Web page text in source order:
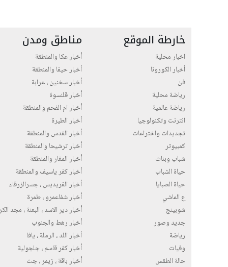
خارطة الموقع
اخبار محلية
أخبار الكورونا
فن
رياضة محلية
رياضة عالمية
انترنت وتكنولوجيا
تجديدات واختراعات
كمبيوتر
شباب وبنات
حياة الشباب
حياة الصبايا
ع الماشي
شوبينج
جديد وصور
رياضة
وفيات
حالة الطقس
مناطق ومدن
أخبار عكا والمنطقة
أخبار حيفا والمنطقة
أخبار سخنين ، عرابة
أخبار قلنسوة
أخبار ام الفحم والمنطقة
أخبار الطيرة
أخبار القدس والمنطقة
أخبار ترشيحا والمنطقة
أخبار المغار والمنطقة
أخبار كفر ياسيف والمنطقة
أخبار الفريديس ، جسرالزرقاء
أخبار شفاعمرو ، طمرة
أخبار دير الاسد ، البعنة ، مجد
أخبار رهط والجنوب
أخبار اللد ، الرملة ، يافا
أخبار كفر قاسم ، جلجولية
أخبار باقة ، زيمر ، جت